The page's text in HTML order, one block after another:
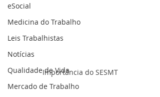
eSocial
Medicina do Trabalho
Leis Trabalhistas
Notícias
Qualidade de Vida
Mercado de Trabalho
Importância do SESMT